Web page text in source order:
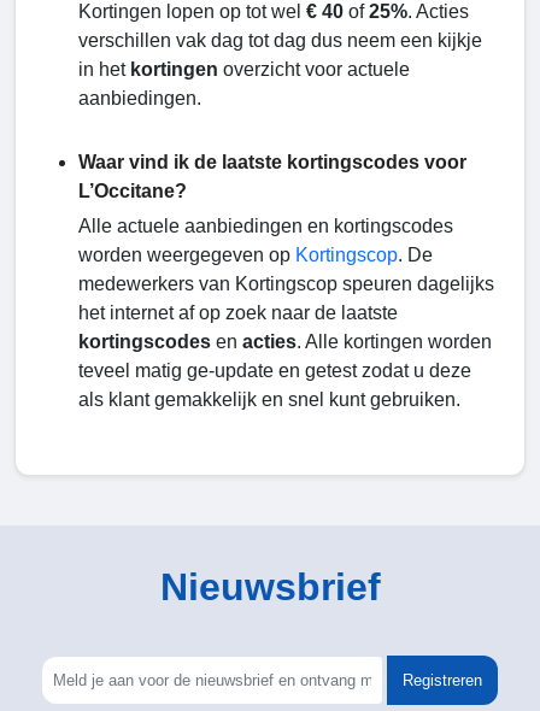
Kortingen lopen op tot wel € 40 of25%. Acties
verschillen vak dag tot dag dus neem een kijkje
in het kortingen overzicht voor actuele
aanbiedingen.
Waar vind ik de laatste kortingscodes voor
L’Occitane?
Alle actuele aanbiedingen en kortingscodes
worden weergegeven op Kortingscop. De
medewerkers van Kortingscop speuren dagelijks
het internet af op zoek naar de laatste
kortingscodes en acties. Alle kortingen worden
teveel matig ge-update en getest zodat u deze
als klant gemakkelijk en snel kunt gebruiken.
Nieuwsbrief
Registreren